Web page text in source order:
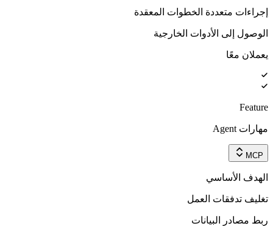
إجراءات متعددة الخطوات المعقدة
الوصول إلى الأدوات الخارجية
يعملان معًا
Feature
مهارات Agent
MCP
الهدف الأساسي
تغليف تدفقات العمل
ربط مصادر البيانات